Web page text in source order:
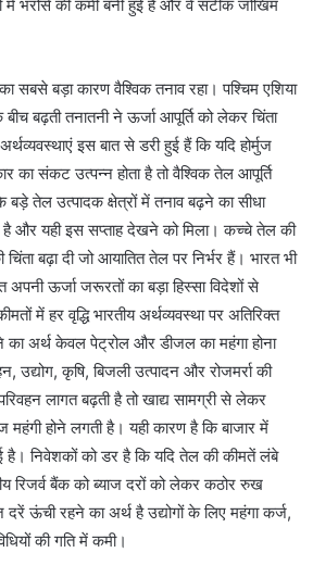
में भरोसे की कमी बनी हुई है और वे सटीक जोखिम
सबसे बड़ा कारण वैश्विक तनाव रहा। पश्चिम एशिया
बढ़ती तनातनी ने ऊर्जा आपूर्ति को लेकर चिंता
इस बात से डरी हुई हैं कि यदि होर्मुज
का संकट उत्पन्न होता है तो वैश्विक तेल आपूर्ति
बड़े तेल उत्पादक क्षेत्रों में तनाव बढ़ने का सीधा
है और यही इस सप्ताह देखने को मिला। कच्चे तेल की
बढ़ा दी जो आयातित तेल पर निर्भर हैं। भारत भी
अपनी ऊर्जा जरूरतों का बड़ा हिस्सा विदेशों से
में हर वृद्धि भारतीय अर्थव्यवस्था पर अतिरिक्त
का अर्थ केवल पेट्रोल और डीजल का महंगा होना
उद्योग, कृषि, बिजली उत्पादन और रोजमर्रा की
लागत बढ़ती है तो खाद्य सामग्री से लेकर
होने लगती है। यही कारण है कि बाजार में
है। निवेशकों को डर है कि यदि तेल की कीमतें लंबे
रिजर्व बैंक को ब्याज दरों को लेकर कठोर रुख
ऊंची रहने का अर्थ है उद्योगों के लिए महंगा कर्ज,
की गति में कमी।